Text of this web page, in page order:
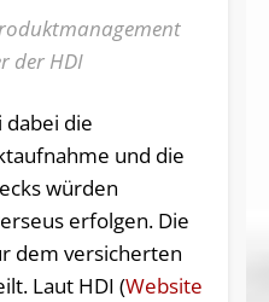
der HDI
dabei die
und die
würden
erfolgen. Die
dem versicherten
Laut HDI (Website